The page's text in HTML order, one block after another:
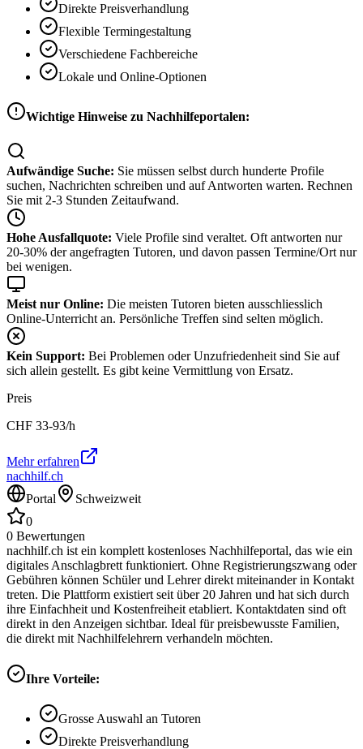
Direkte Preisverhandlung
Flexible Termingestaltung
Verschiedene Fachbereiche
Lokale und Online-Optionen
Wichtige Hinweise zu Nachhilfeportalen:
Aufwändige Suche: Sie müssen selbst durch hunderte Profile
suchen, Nachrichten schreiben und auf Antworten warten. Rechnen
Sie mit 2-3 Stunden Zeitaufwand.
Hohe Ausfallquote: Viele Profile sind veraltet. Oft antworten nur
20-30% der angefragten Tutoren, und davon passen Termine/Ort nur
bei wenigen.
Meist nur Online: Die meisten Tutoren bieten ausschliesslich
Online-Unterricht an. Persönliche Treffen sind selten möglich.
Kein Support: Bei Problemen oder Unzufriedenheit sind Sie auf
sich allein gestellt. Es gibt keine Vermittlung von Ersatz.
Preis
CHF 33-93/h
Mehr erfahren
nachhilf.ch
Portal
Schweizweit
0
0 Bewertungen
nachhilf.ch ist ein komplett kostenloses Nachhilfeportal, das wie ein
digitales Anschlagbrett funktioniert. Ohne Registrierungszwang oder
Gebühren können Schüler und Lehrer direkt miteinander in Kontakt
treten. Die Plattform existiert seit über 20 Jahren und hat sich durch
ihre Einfachheit und Kostenfreiheit etabliert. Kontaktdaten sind oft
direkt in den Anzeigen sichtbar. Ideal für preisbewusste Familien,
die direkt mit Nachhilfelehrern verhandeln möchten.
Ihre Vorteile:
Grosse Auswahl an Tutoren
Direkte Preisverhandlung